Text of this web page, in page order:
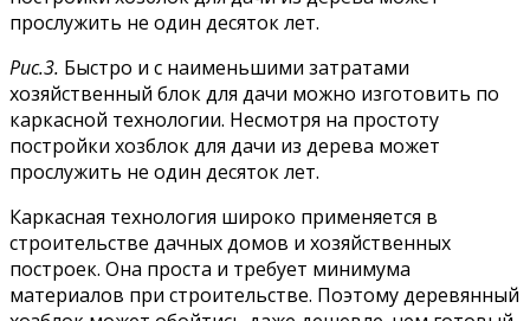
Рис.3. Быстро и с наименьшими затратами
хозяйственный блок для дачи можно изготовить по
каркасной технологии. Несмотря на простоту
постройки хозблок для дачи из дерева может
прослужить не один десяток лет.
Каркасная технология широко применяется в
строительстве дачных домов и хозяйственных
построек. Она проста и требует минимума
материалов при строительстве. Поэтому деревянный